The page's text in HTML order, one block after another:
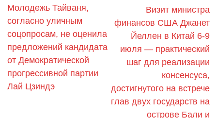
Молодежь Тайваня,
согласно уличным
соцопросам, не оценила
предложений кандидата
от Демократической
прогрессивной партии
Лай Цзиндэ
Визит министра
финансов США Джанет
Йеллен в Китай 6-9
июля — практический
шаг для реализации
консенсуса,
достигнутого на встрече
глав двух государств на
острове Бали и